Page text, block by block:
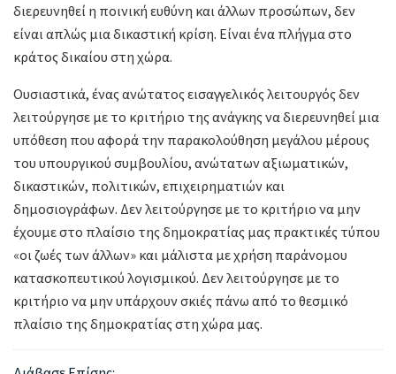
διερευνηθεί η ποινική ευθύνη και άλλων προσώπων, δεν
είναι απλώς μια δικαστική κρίση. Είναι ένα πλήγμα στο
κράτος δικαίου στη χώρα.
Ουσιαστικά, ένας ανώτατος εισαγγελικός λειτουργός δεν
λειτούργησε με το κριτήριο της ανάγκης να διερευνηθεί μια
υπόθεση που αφορά την παρακολούθηση μεγάλου μέρους
του υπουργικού συμβουλίου, ανώτατων αξιωματικών,
δικαστικών, πολιτικών, επιχειρηματιών και
δημοσιογράφων. Δεν λειτούργησε με το κριτήριο να μην
έχουμε στο πλαίσιο της δημοκρατίας μας πρακτικές τύπου
«οι ζωές των άλλων» και μάλιστα με χρήση παράνομου
κατασκοπευτικού λογισμικού. Δεν λειτούργησε με το
κριτήριο να μην υπάρχουν σκιές πάνω από το θεσμικό
πλαίσιο της δημοκρατίας στη χώρα μας.